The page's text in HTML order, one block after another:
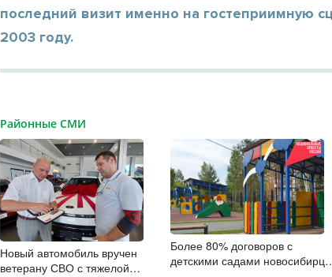
последний визит именно на гостеприимную
2003 году.
Районные СМИ
Новый автомобиль вручен
ветерану СВО с тяжелой
Более 80% договоров с
детскими садами новосибирцы